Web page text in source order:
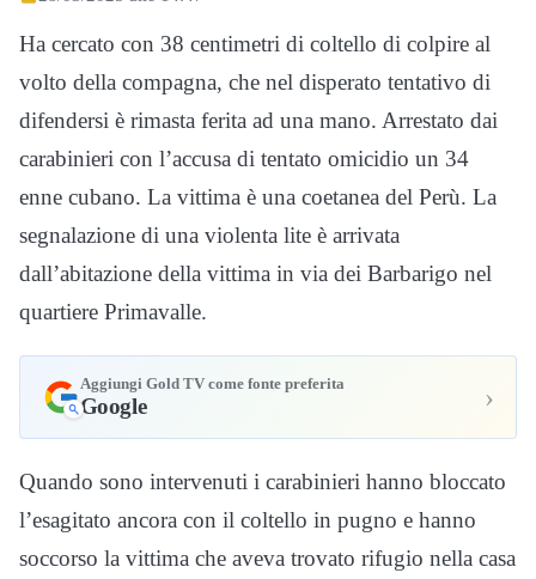
Ha cercato con 38 centimetri di coltello di colpire al
volto della compagna, che nel disperato tentativo di
difendersi è rimasta ferita ad una mano. Arrestato dai
carabinieri con l’accusa di tentato omicidio un 34
enne cubano. La vittima è una coetanea del Perù. La
segnalazione di una violenta lite è arrivata
dall’abitazione della vittima in via dei Barbarigo nel
quartiere Primavalle.
Aggiungi Gold TV come fonte preferita
Google ›
Quando sono intervenuti i carabinieri hanno bloccato
l’esagitato ancora con il coltello in pugno e hanno
soccorso la vittima che aveva trovato rifugio nella casa